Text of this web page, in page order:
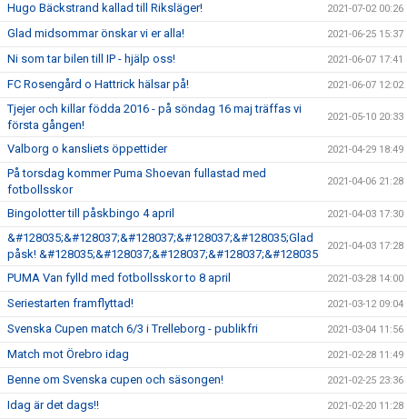
Hugo Bäckstrand kallad till Riksläger! 2021-07-02 00:26
Glad midsommar önskar vi er alla! 2021-06-25 15:37
Ni som tar bilen till IP - hjälp oss! 2021-06-07 17:41
FC Rosengård o Hattrick hälsar på! 2021-06-07 12:02
Tjejer och killar födda 2016 - på söndag 16 maj träffas vi
första gången!
2021-05-10 20:33
Valborg o kansliets öppettider 2021-04-29 18:49
På torsdag kommer Puma Shoevan fullastad med
fotbollsskor
2021-04-06 21:28
Bingolotter till påskbingo 4 april 2021-04-03 17:30
&#128035;&#128037;&#128037;&#128037;&#128035;Glad
påsk! &#128035;&#128037;&#128037;&#128037;&#128035
2021-04-03 17:28
PUMA Van fylld med fotbollsskor to 8 april 2021-03-28 14:00
Seriestarten framflyttad! 2021-03-12 09:04
Svenska Cupen match 6/3 i Trelleborg - publikfri 2021-03-04 11:56
Match mot Örebro idag 2021-02-28 11:49
Benne om Svenska cupen och säsongen! 2021-02-25 23:36
Idag är det dags!! 2021-02-20 11:28